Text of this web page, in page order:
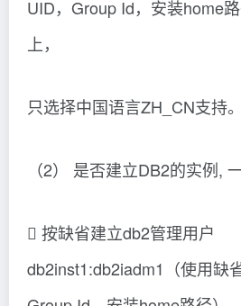
UID，Group Id，安装home
上，
只选择中国语言ZH_CN支持。
（2） 是否建立DB2的实例,
 按缺省建立db2管理用户
db2inst1:db2iadm1（使用缺